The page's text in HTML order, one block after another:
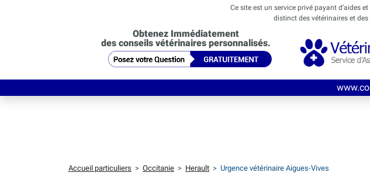
Ce site est un service privé payant d’aides
distinct des vétérinaires et
Obtenez Immédiatement
des conseils vétérinaires personnalisés.
www.conseil-
Accueil particuliers > Occitanie > Herault > Urgence vétérinaire Aigues-Vives